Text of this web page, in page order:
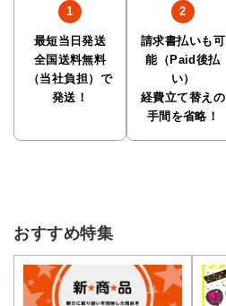
最短当日発送
全国送料無料
（当社負担）で
発送！
請求書払いも可
能（Paid後払
い）
経費立て替えの
手間を省略！
おすすめ特集